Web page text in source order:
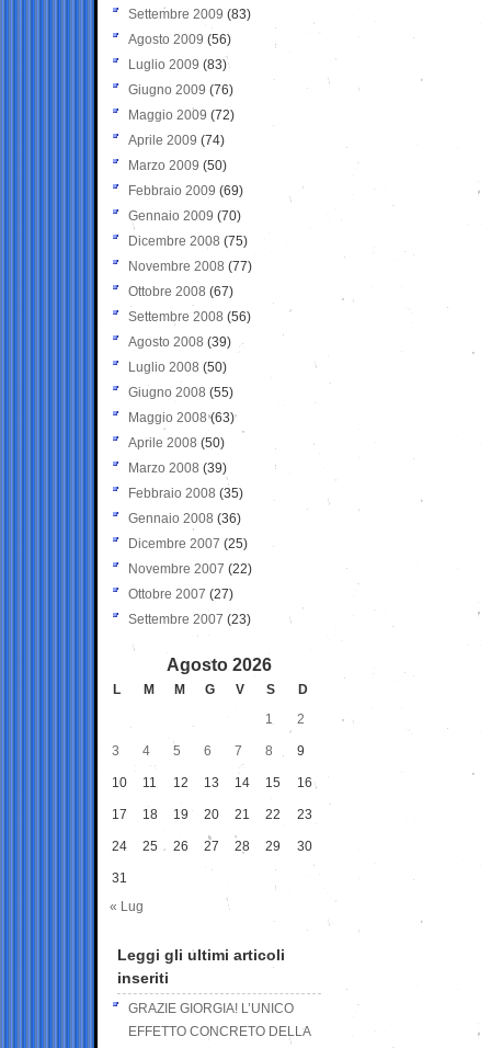
Settembre 2009 (83)
Agosto 2009 (56)
Luglio 2009 (83)
Giugno 2009 (76)
Maggio 2009 (72)
Aprile 2009 (74)
Marzo 2009 (50)
Febbraio 2009 (69)
Gennaio 2009 (70)
Dicembre 2008 (75)
Novembre 2008 (77)
Ottobre 2008 (67)
Settembre 2008 (56)
Agosto 2008 (39)
Luglio 2008 (50)
Giugno 2008 (55)
Maggio 2008(63)
Aprile 2008 (50)
Marzo 2008 (39)
Febbraio 2008 (35)
Gennaio 2008 (36)
Dicembre 2007 (25)
Novembre 2007 (22)
Ottobre 2007 (27)
Settembre 2007 (23)
Agosto 2026
L M M G V S
D
1
2
3 4 5 6 7 8 9
10 11 12 13 14 15 16
17 18 19 20 21 22 23
24 25 26 27 28 29 30
31
« Lug
Leggi gli ultimi articoli
inseriti
GRAZIE GIORGIA! L’UNICO
EFFETTO CONCRETO DELLA